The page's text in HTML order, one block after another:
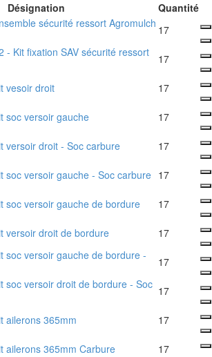
Désignation
Quantité
sécurité ressort Agromulch 17
- Kit fixation SAV sécurité ressort
17
vesoir droit 17
soc versoir gauche 17
versoir droit - Soc carbure 17
soc versoir gauche - Soc carbure 17
soc versoir gauche de bordure 17
versoir droit de bordure 17
soc versoir gauche de bordure -
17
soc versoir droit de bordure - Soc 17
ailerons 365mm 17
ailerons 365mm Carbure 17